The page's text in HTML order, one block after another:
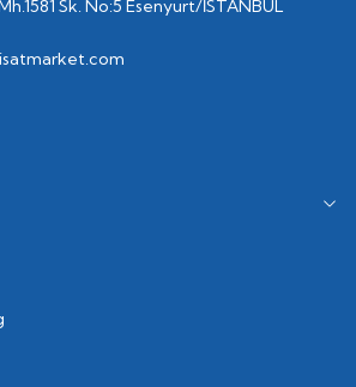
Sk. No:5 Esenyurt/İSTANBUL